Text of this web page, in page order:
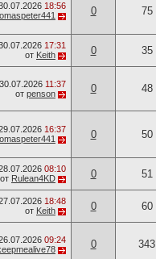
18:56
0 75
17:31
от Keith 0 35
30.07.2026 11:37
от penson 0 48
16:37
0 50
08:10
от Rulean4KD 0 51
18:48
от Keith 0 60
09:24
0 343